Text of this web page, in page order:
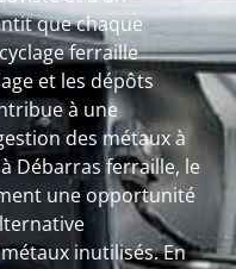
que chaque
ferraille
et les dépôts
à une
des métaux à
Débarras ferraille, le
une opportunité
inutilisés. En